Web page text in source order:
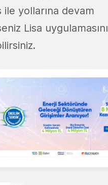
yollarına devam
Lisa uygulamasını